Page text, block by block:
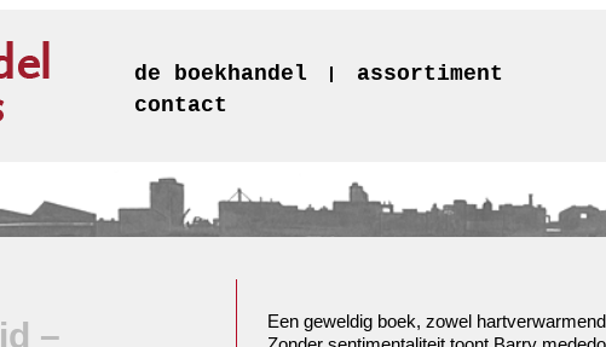
de boekhandel
assortiment
contact
–
Een geweldig boek, zowel